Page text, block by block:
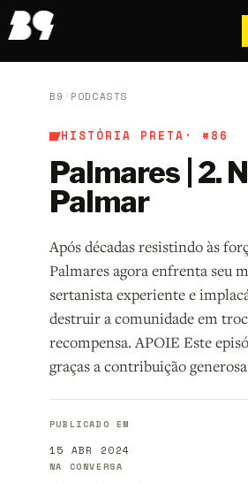
B9 / PODCASTS
HISTÓRIA PRETA · #86
Palmares | 2.
Palmar
Após décadas resistindo às
Palmares agora enfrenta seu
sertanista experiente e
destruir a comunidade em
recompensa. APOIE Este
graças a contribuição
PUBLICADO EM
15 ABR 2024
NA CONVERSA